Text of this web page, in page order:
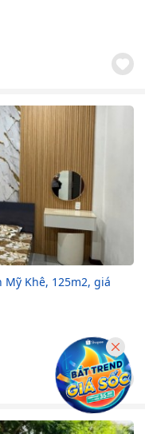
Khê, 125m2, giá